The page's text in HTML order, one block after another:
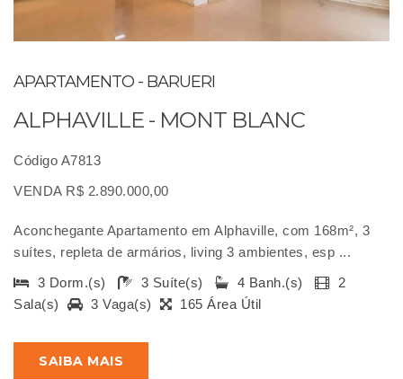
APARTAMENTO - BARUERI
ALPHAVILLE - MONT BLANC
Código A7813
VENDA R$ 2.890.000,00
Aconchegante Apartamento em Alphaville, com 168m², 3
suítes, repleta de armários, living 3 ambientes, esp ...
3 Dorm.(s)
3 Suíte(s) 4 Banh.(s)
2
Sala(s)
3 Vaga(s) 165 Área Útil
SAIBA MAIS